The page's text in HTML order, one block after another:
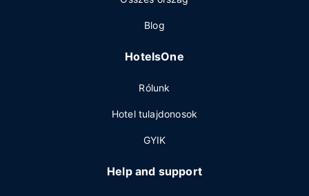
Blog
HotelsOne
Rólunk
Hotel tulajdonosok
GYIK
Help and support